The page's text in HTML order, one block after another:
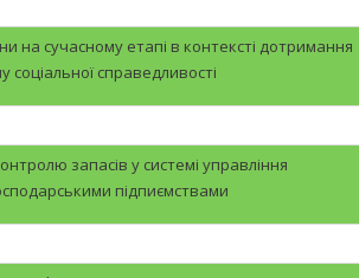
на сучасному етапі в контексті дотримання
соціальної справедливості
запасів у системі управління
підпиємствами